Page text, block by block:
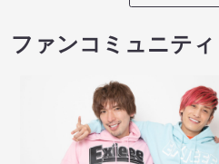
ファンコミュニティ